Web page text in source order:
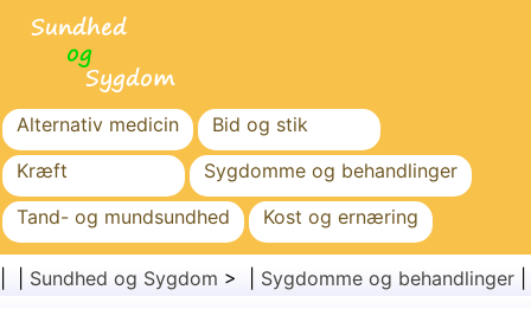
Alternativ medicin
Bid og stik
Kræft
Sygdomme og behandlinger
Tand- og mundsundhed
Kost og ernæring
Familiesundhed
Sundhedssektoren
Sundhed og Sygdom > | Sygdomme og behandlinger